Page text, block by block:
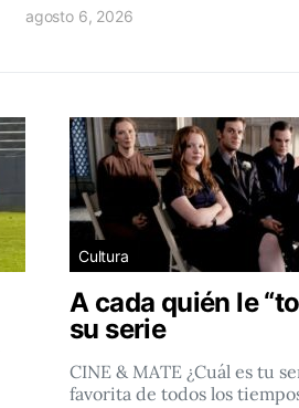
agosto 6, 2026
Cultura
A cada quién le
su serie
CINE & MATE ¿Cuál es tu
favorita de todos los